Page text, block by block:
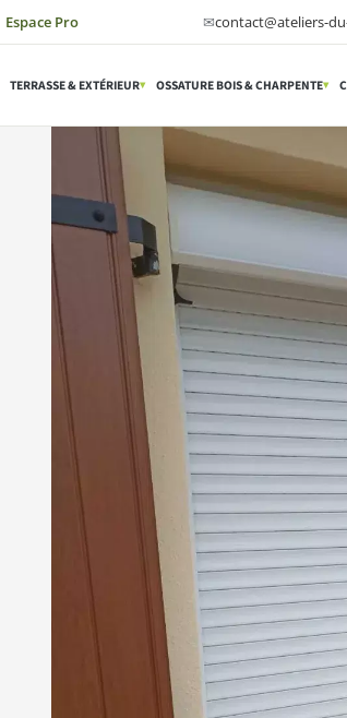
Espace Pro ✉contact@ateliers-
TERRASSE & EXTÉRIEUR▾ OSSATURE BOIS & CHARPENTE▾